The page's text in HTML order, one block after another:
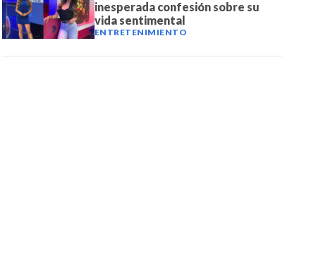
inesperada confesión sobre su
vida sentimental
ENTRETENIMIENTO